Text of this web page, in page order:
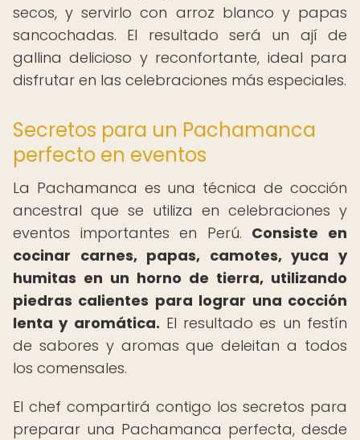
secos, y servirlo con arroz blanco y papas
sancochadas. El resultado será un ají de
gallina delicioso y reconfortante, ideal para
disfrutar en las celebraciones más especiales.
Secretos para un Pachamanca
perfecto en eventos
La Pachamanca es una técnica de cocción
ancestral que se utiliza en celebraciones y
eventos importantes en Perú. Consiste en
cocinar carnes, papas, camotes, yuca y
humitas en un horno de tierra, utilizando
piedras calientes para lograr una cocción
lenta y aromática. El resultado es un festín
de sabores y aromas que deleitan a todos
los comensales.
El chef compartirá contigo los secretos para
preparar una Pachamanca perfecta, desde